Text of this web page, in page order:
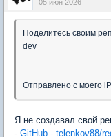
05 июн 2026
Поделитесь своим
dev
Отправлено с моего
Я не создавал свой
- GitHub - telenkov88/